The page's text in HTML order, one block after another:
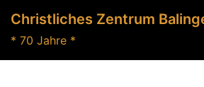
Inhalt
springen
Christliches Zentrum
* 70 Jahre *